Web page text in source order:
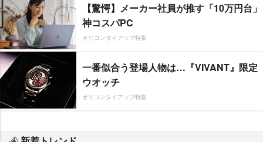
【驚愕】メーカー社員が推す「10万円台」
神コスパPC
オリコンタイアップ特集
一番似合う登場人物は…『VIVANT』限定
ウオッチ
オリコンタイアップ特集